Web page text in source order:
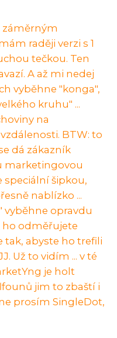
záměrným
raději verzi s 1
tečkou. Ten
A až mi nedej
vyběhne "konga",
kruhu" ...
na
BTW: to
dá zákazník
marketingovou
speciální šipkou,
nablízko ...
vyběhne opravdu
ho odměřujete
tak, abyste ho trefili
Už to vidím ... v té
je holt
jim to zbaští i
prosím SingleDot,